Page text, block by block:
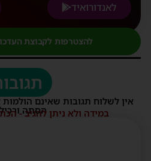
לאנדורואיד
להצטרפות לקבוצת
אין לשלוח תגובות שאינם הולמות
הסתה
במידה ולא ניתן להגיב -